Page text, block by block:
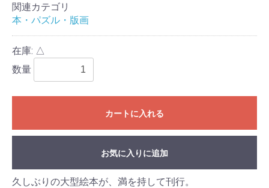
関連カテゴリ
本・パズル・版画
在庫: △
数量
カートに入れる
お気に入りに追加
久しぶりの大型絵本が、満を持して刊行。